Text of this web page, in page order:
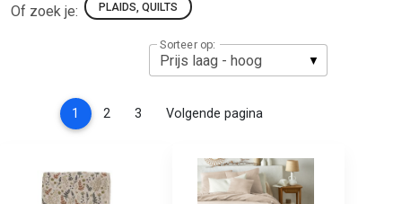
Of zoek je: PLAIDS, QUILTS
Sorteer op:
1 (current)
2 3 Volgende pagina